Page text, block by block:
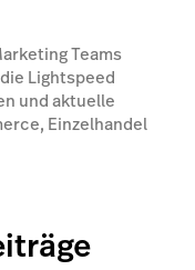
Teams
Lightspeed
und aktuelle
Einzelhandel